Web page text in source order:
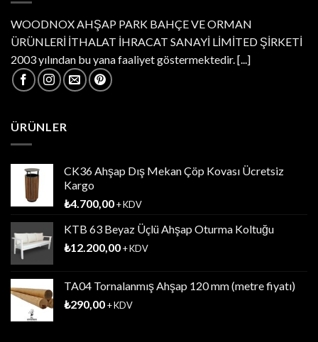
WOODNOX AHŞAP PARK BAHÇE VE ORMAN
ÜRÜNLERİ İTHALAT İHRACAT SANAYİ LİMİTED ŞİRKETİ
2003 yılından bu yana faaliyet göstermektedir.[...]
ÜRÜNLER
CK36 Ahşap Dış Mekan Çöp Kovası Ücretsiz
Kargo
₺4.700,00+ KDV
KTB 63 Beyaz Üçlü Ahşap Oturma Koltuğu
₺12.200,00+ KDV
TA04 Tornalanmış Ahşap 120 mm (metre fiyatı)
₺290,00+ KDV